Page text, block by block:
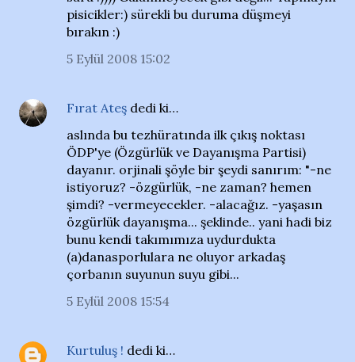
pisicikler:) sürekli bu duruma düşmeyi
bırakın :)
5 Eylül 2008 15:02
Fırat Ateş dedi ki…
aslında bu tezhüratında ilk çıkış noktası
ÖDP'ye (Özgürlük ve Dayanışma Partisi)
dayanır. orjinali şöyle bir şeydi sanırım: "-ne
istiyoruz? -özgürlük, -ne zaman? hemen
şimdi? -vermeyecekler. -alacağız. -yaşasın
özgürlük dayanışma... şeklinde.. yani hadi biz
bunu kendi takımımıza uydurdukta
(a)danasporlulara ne oluyor arkadaş
çorbanın suyunun suyu gibi...
5 Eylül 2008 15:54
Kurtuluş ! dedi ki…